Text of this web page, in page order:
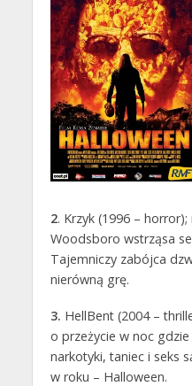
2. Krzyk (1996 –
Woodsboro wstrząsa
Tajemniczy zabójca
nierówną grę.
3. HellBent (2004 –
o przeżycie w noc
narkotyki, taniec i seks
w roku – Halloween.